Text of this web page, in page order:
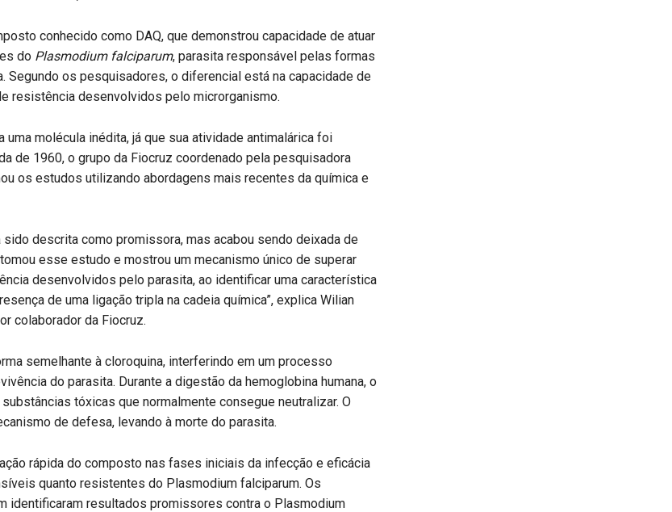
conhecido como DAQ, que demonstrou capacidade de atuar
do Plasmodium falciparum, parasita responsável pelas formas
Segundo os pesquisadores, o diferencial está na capacidade de
resistência desenvolvidos pelo microrganismo.
uma molécula inédita, já que sua atividade antimalárica foi
de 1960, o grupo da Fiocruz coordenado pela pesquisadora
os estudos utilizando abordagens mais recentes da química e
sido descrita como promissora, mas acabou sendo deixada de
esse estudo e mostrou um mecanismo único de superar
desenvolvidos pelo parasita, ao identificar uma característica
de uma ligação tripla na cadeia química”, explica Wilian
colaborador da Fiocruz.
semelhante à cloroquina, interferindo em um processo
do parasita. Durante a digestão da hemoglobina humana, o
tóxicas que normalmente consegue neutralizar. O
de defesa, levando à morte do parasita.
rápida do composto nas fases iniciais da infecção e eficácia
quanto resistentes do Plasmodium falciparum. Os
identificaram resultados promissores contra o Plasmodium